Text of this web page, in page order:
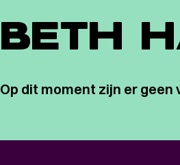
BETH
Op dit moment zijn er